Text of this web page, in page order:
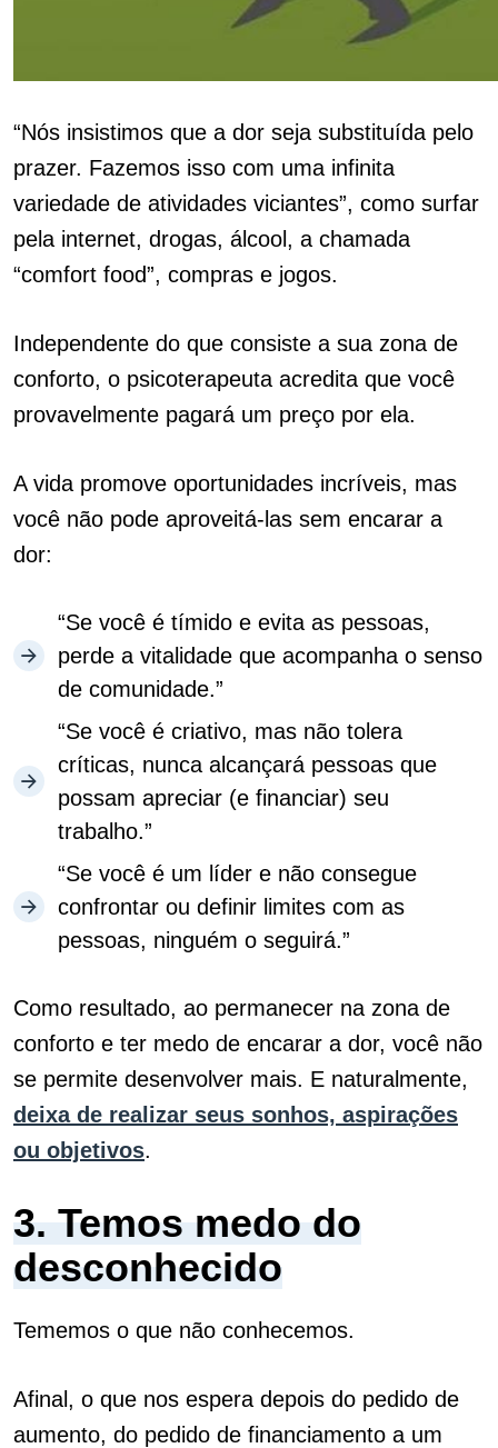
“Nós insistimos que a dor seja substituída pelo
prazer. Fazemos isso com uma infinita
variedade de atividades viciantes”, como surfar
pela internet, drogas, álcool, a chamada
“comfort food”, compras e jogos.
Independente do que consiste a sua zona de
conforto, o psicoterapeuta acredita que você
provavelmente pagará um preço por ela.
A vida promove oportunidades incríveis, mas
você não pode aproveitá-las sem encarar a
dor:
“Se você é tímido e evita as pessoas,
perde a vitalidade que acompanha o senso
de comunidade.”
“Se você é criativo, mas não tolera
críticas, nunca alcançará pessoas que
possam apreciar (e financiar) seu
trabalho.”
“Se você é um líder e não consegue
confrontar ou definir limites com as
pessoas, ninguém o seguirá.”
Como resultado, ao permanecer na zona de
conforto e ter medo de encarar a dor, você não
se permite desenvolver mais. E naturalmente,
deixa de realizar seus sonhos, aspirações
ou objetivos.
3. Temos medo do
desconhecido
Tememos o que não conhecemos.
Afinal, o que nos espera depois do pedido de
aumento, do pedido de financiamento a um